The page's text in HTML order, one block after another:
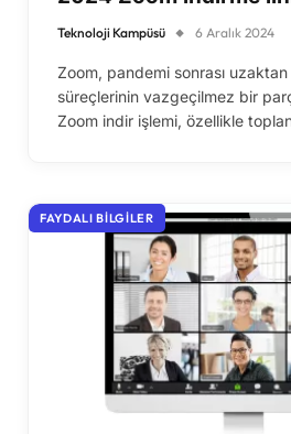
Teknoloji Kampüsü 6 Aralık 2024
Zoom, pandemi sonrası
süreçlerinin vazgeçilmez bir
Zoom indir işlemi, özellikle
FAYDALI BILGILER